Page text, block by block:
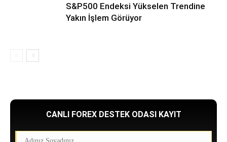
S&P500 Endeksi Yükselen Trendine
Yakın İşlem Görüyor
CANLI FOREX DESTEK ODASI KAYIT